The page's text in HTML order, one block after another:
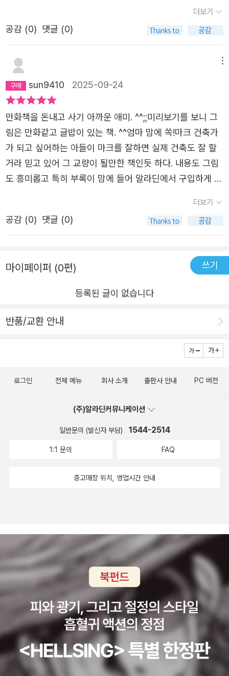
아키의 모험을 따라가다 보면, 지금껏 경험하지 못한 신선한
간 여행을 떠나 미션을 해결하며, 다양한 지식을 배우고 창
의력도 쑥쑥 키워보세요. 무엇보다 중요한 건, 이 모든 여정
을 재미있게 즐길 수 있다는 사실! ‘공부처럼 느껴지는 건축
이야기’가 아닌, ‘게임처럼 빠져드는 건축 모험’으로! 지금,
전 세계 랜드마크를 지키는 놀라운 여정이 시작됩니다.
더 만족했습니다.다음편에는 사진이 조금 더 실렸으면 좋겠
습니다.책마다 스티커가 있고 탐험 카드 에 붙이는 이벤트
으면 좋겠고... 이런식으로 한국편을 전집으로 구성되면 더
좋을 것 같아요.
더보기
공감 (0) 댓글 (0)
sun9410 2025-09-24
만화책을 돈내고 사기 아까운 애미. ^^;;미리보기를 보니 그
림은 만화같고 글밥이 있는 책. ^^엄마 맘에 쏙!마크 건축가
가 되고 싶어하는 아들이 마크를 잘하면 실제 건축도 잘 할
거라 믿고 있어 그 교량이 될만한 책인듯 하다. 내용도 그림
도 흥미롭고 특히 부록이 맘에 들어 알라딘에서 구입하게 되
덜덜...^^;;그래도 관심있어 할 때 보여주고 싶은 책. ^^♡참!
마지막 페이지에 다른책 소개에 오타가 있는거 아닌가 싶다.
같다. 그렇다면... 현준과 아키의...라고 쓰고 싶었던거 같다.
^^;;
더보기
공감 (0) 댓글 (0)
마이페이퍼 (0편) 쓰기
등록된 글이 없습니다
반품/교환 안내
로그인 전체 메뉴 회사 소개 출판사 안내 PC 버전
(주)알라딘커뮤니케이션
일반문의 (발신자 부담) 1544-2514
1:1 문의 FAQ
중고매장 위치, 영업시간 안내